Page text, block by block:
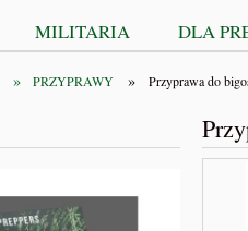
MILITARIA DLA
» PRZYPRAWY » Przyprawa do